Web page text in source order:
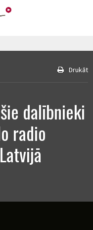
Drukāt
dalībnieki
radio